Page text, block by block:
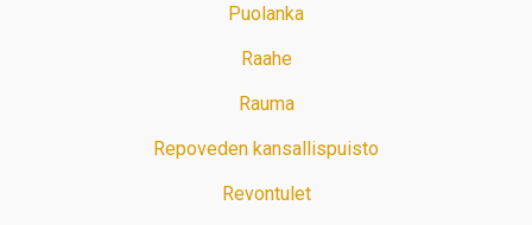
Puolanka
Raahe
Rauma
Repoveden kansallispuisto
Revontulet